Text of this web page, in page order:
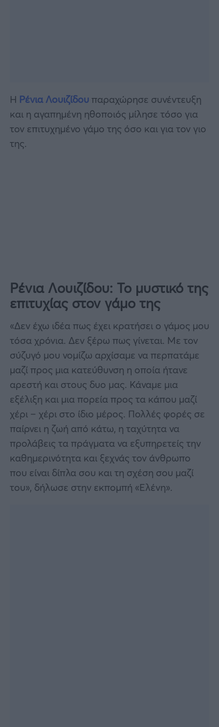
Η Ρένια Λουιζίδου παραχώρησε συνέντευξη
και η αγαπημένη ηθοποιός μίλησε τόσο για
τον επιτυχημένο γάμο της όσο και για τον γιο
της.
Ρένια Λουιζίδου: Το μυστικό της
επιτυχίας στον γάμο της
«Δεν έχω ιδέα πως έχει κρατήσει ο γάμος μου
τόσα χρόνια. Δεν ξέρω πως γίνεται. Με τον
σύζυγό μου νομίζω αρχίσαμε να περπατάμε
μαζί προς μια κατεύθυνση η οποία ήτανε
αρεστή και στους δυο μας. Κάναμε μια
εξέλιξη και μια πορεία προς τα κάπου μαζί
χέρι – χέρι στο ίδιο μέρος. Πολλές φορές σε
παίρνει η ζωή από κάτω, η ταχύτητα να
προλάβεις τα πράγματα να εξυπηρετείς την
καθημερινότητα και ξεχνάς τον άνθρωπο
που είναι δίπλα σου και τη σχέση σου μαζί
του», δήλωσε στην εκπομπή «Ελένη».